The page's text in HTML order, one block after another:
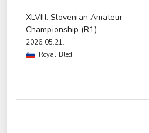
XLVIII. Slovenian Amateur
Championship (R1)
2026.05.21.
Royal Bled